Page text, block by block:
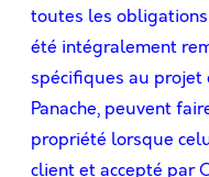
toutes les obligations
été intégralement
spéciﬁques au projet
Panache, peuvent
propriété lorsque
client et accepté par